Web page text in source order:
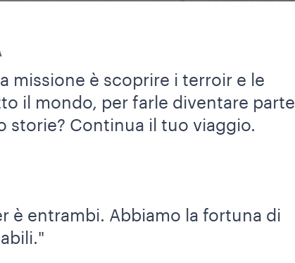
missione è scoprire i terroir e le
il mondo, per farle diventare parte
storie? Continua il tuo viaggio.
è entrambi. Abbiamo la fortuna di